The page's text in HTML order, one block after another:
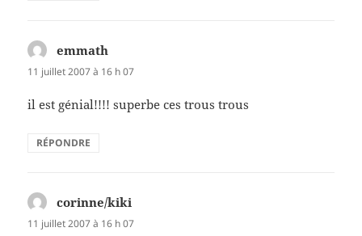
emmath
11 juillet 2007 à 16 h 07
il est génial!!!! superbe ces trous trous
RÉPONDRE
corinne/kiki
11 juillet 2007 à 16 h 07